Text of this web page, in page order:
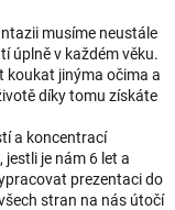
musíme neustále
úplně v každém věku.
koukat jinýma očima a
díky tomu získáte
a koncentrací
jestli je nám 6 let a
prezentaci do
stran na nás útočí